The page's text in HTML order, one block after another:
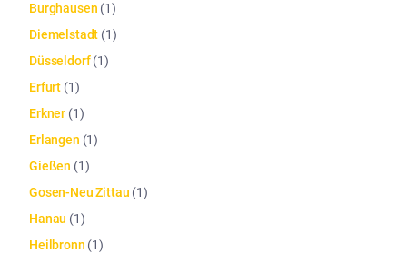
Burghausen (1)
Diemelstadt (1)
Düsseldorf(1)
Erfurt (1)
Erkner (1)
Erlangen (1)
Gießen (1)
Gosen-Neu Zittau (1)
Hanau (1)
Heilbronn (1)